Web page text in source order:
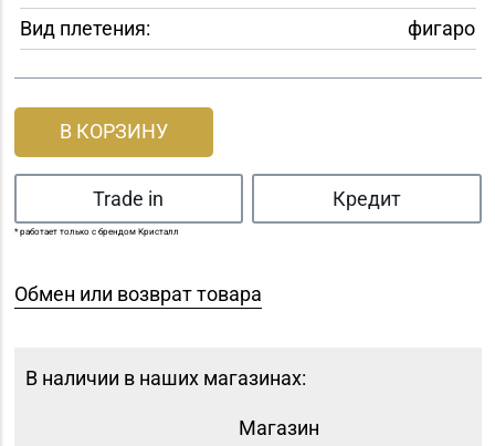
Вид плетения:
фигаро
В КОРЗИНУ
Trade in Кредит
* работает только с брендом Кристалл
Обмен или возврат товара
В наличии в наших магазинах:
Магазин